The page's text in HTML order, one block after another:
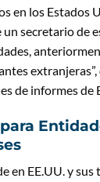
en los Estados
secretario de
de informes de
en EE.UU. y